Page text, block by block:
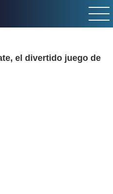
el divertido juego de